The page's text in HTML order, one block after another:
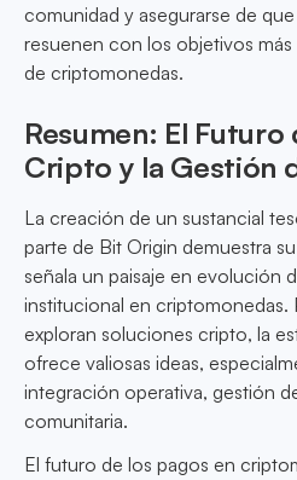
comunidad y asegurarse de
resuenen con los objetivos
de criptomonedas.
Resumen: El Futuro
Cripto y la Gestión
La creación de un sustancial
parte de Bit Origin demuestra
señala un paisaje en evolución
institucional en criptomonedas.
exploran soluciones cripto, la
ofrece valiosas ideas,
integración operativa, gestión
comunitaria.
El futuro de los pagos en